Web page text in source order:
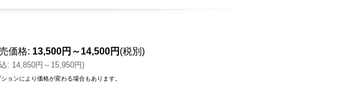
価格: 13,500円～14,500円 (税別)
: 14,850円～15,950円)
ションにより価格が変わる場合もあります。